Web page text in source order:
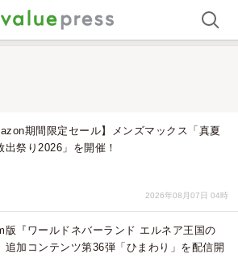
期間限定セール】メンズマックス「真夏
出祭り2026」を開催！
2026年08月07日 04時
版『ワールドネバーランド エルネア王国の
追加コンテンツ第36弾「ひまわり」を配信開